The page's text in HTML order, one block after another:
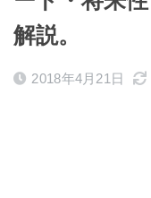
解説。
2018年4月21日